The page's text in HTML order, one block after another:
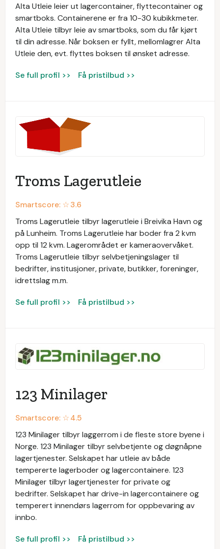
Alta Utleie leier ut lagercontainer, flyttecontainer og
smartboks. Containerene er fra 10-30 kubikkmeter.
Alta Utleie tilbyr leie av smartboks, som du får kjørt
til din adresse. Når boksen er fyllt, mellomlagrer Alta
Utleie den, evt. flyttes boksen til ønsket adresse.
Se full profil >> Få pristilbud >>
Troms Lagerutleie
Smartscore: ☆3.6
Troms Lagerutleie tilbyr lagerutleie i Breivika Havn og
på Lunheim. Troms Lagerutleie har boder fra 2 kvm
opp til 12 kvm. Lagerområdet er kameraovervåket.
Troms Lagerutleie tilbyr selvbetjeningslager til
bedrifter, institusjoner, private, butikker, foreninger,
idrettslag m.m.
Se full profil >> Få pristilbud >>
123 Minilager
Smartscore: ☆4.5
123 Minilager tilbyr laggerrom i de fleste store byene i
Norge. 123 Minilager tilbyr selvbetjente og døgnåpne
lagertjenester. Selskapet har utleie av både
tempererte lagerboder og lagercontainere. 123
Minilager tilbyr lagertjenester for private og
bedrifter. Selskapet har drive-in lagercontainere og
temperert innendørs lagerrom for oppbevaring av
innbo.
Se full profil >> Få pristilbud >>